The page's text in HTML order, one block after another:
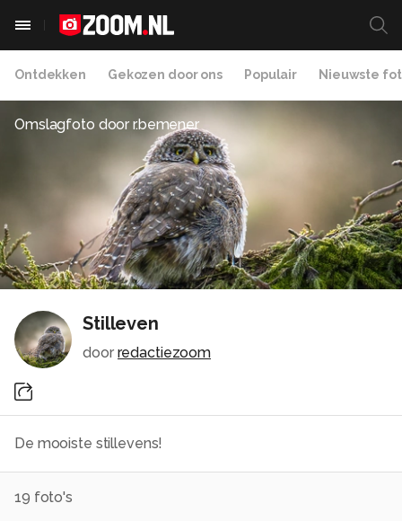
Ontdekken Gekozen door ons Populair Nieuwste
Omslagfoto doorr.bemener
Stilleven
door redactiezoom
De mooiste stillevens!
19 foto's